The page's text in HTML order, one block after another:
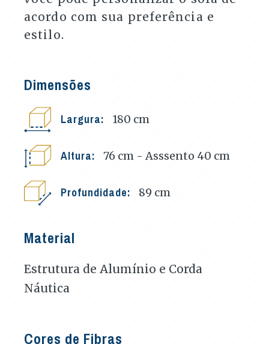
acordo com sua preferência e
estilo.
Dimensões
Largura: 180 cm
Altura: 76 cm - Asssento 40 cm
Profundidade: 89 cm
Material
Estrutura de Alumínio e Corda
Náutica
Cores de Fibras